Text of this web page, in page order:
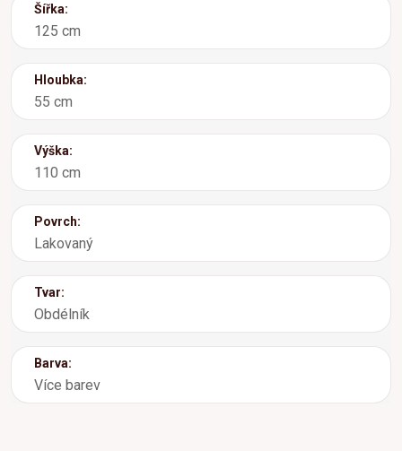
Šířka:
125 cm
Hloubka:
55 cm
Výška:
110 cm
Povrch:
Lakovaný
Tvar:
Obdélník
Barva:
Více barev